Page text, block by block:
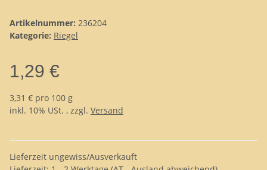
Artikelnummer: 236204
Kategorie: Riegel
1,29 €
3,31 € pro 100 g
inkl. 10% USt. , zzgl. Versand
Lieferzeit ungewiss/Ausverkauft